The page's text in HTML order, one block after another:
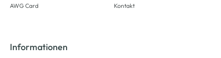
AWG Card Kontakt
Informationen